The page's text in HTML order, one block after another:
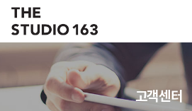
고객센터